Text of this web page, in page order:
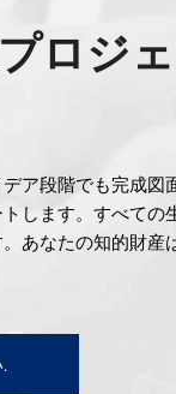
ロジ
ア段階でも完成図
します。すべての
あなたの知的財産